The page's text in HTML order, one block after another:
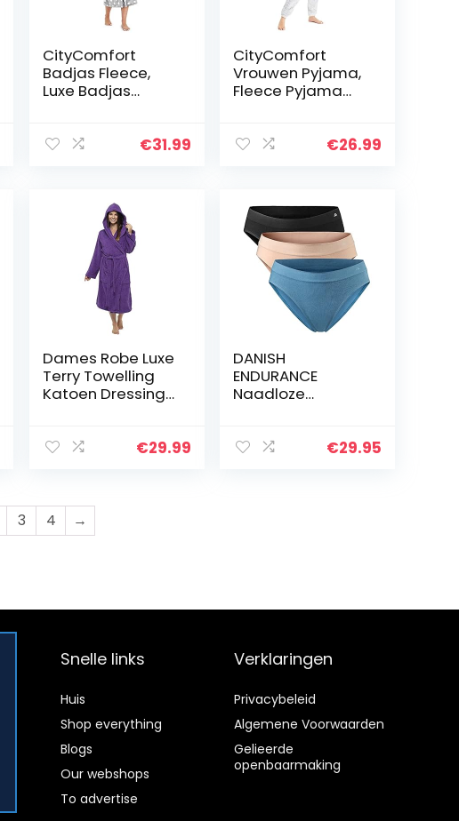
CityComfort
Badjas Fleece,
Luxe Badjas
Badjas, Warme
met Kap, Herfst…
€31.99
CityComfort
Vrouwen Pyjama,
Fleece Pyjama
Tieners, Fluffy€26.99
Dames Robe Luxe
Terry Towelling
Katoen Dressing
Vrouwen Hooded
Badpak
€29.99
DANISH
ENDURANCE
Naadloze
Bamboe
€29.95
3 4 →
Snelle links
Huis
Shop everything
Blogs
Our webshops
To advertise
Verklaringen
Privacybeleid
Algemene Voorwaarden
Gelieerde
openbaarmaking